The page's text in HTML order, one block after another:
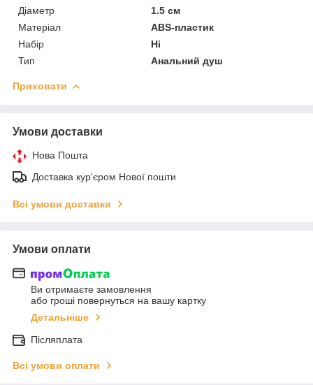
Діаметр
1.5 см
Матеріал
ABS-пластик
Набір
Ні
Тип
Анальний душ
Приховати
Умови доставки
Нова Пошта
Доставка кур'єром Нової пошти
Всі умови доставки
Умови оплати
Ви отримаєте замовлення
або гроші повернуться на вашу картку
Детальніше
Післяплата
Всі умови оплати